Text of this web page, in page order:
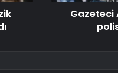
Gazeteci